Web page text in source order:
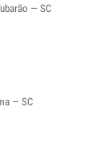
— SC
— SC